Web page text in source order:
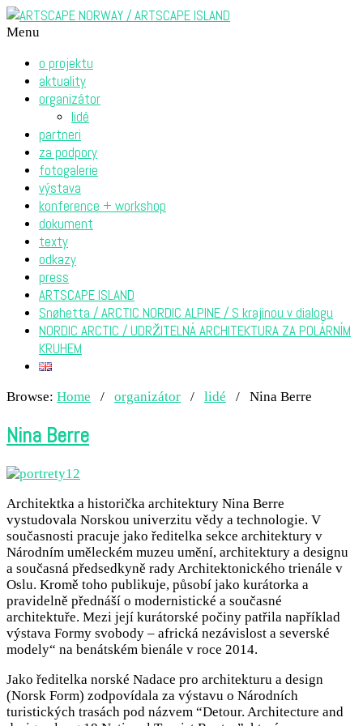
Menu
o projektu
aktuality
organizátor
lidé
partneri
za podpory
fotogalerie
výstava
konference + workshop
dokument
texty
odkazy
press
ARTSCAPE ISLAND
Snøhetta / ARCTIC NORDIC ALPINE / S krajinou v dialogu
NORDIC ARCTIC / UDRŽITELNÁ ARCHITEKTURA ZA POLÁRNÍM
KRUHEM
Browse: Home / organizátor / lidé / Nina Berre
Nina Berre
Architektka a historička architektury Nina Berre
vystudovala Norskou univerzitu vědy a technologie. V
současnosti pracuje jako ředitelka sekce architektury v
Národním uměleckém muzeu umění, architektury a designu
a současná předsedkyně rady Architektonického trienále v
Oslu. Kromě toho publikuje, působí jako kurátorka a
pravidelně přednáší o modernistické a současné
architektuře. Mezi její kurátorské počiny patřila například
výstava Formy svobody – africká nezávislost a severské
modely“ na benátském bienále v roce 2014.
Jako ředitelka norské Nadace pro architekturu a design
(Norsk Form) zodpovídala za výstavu o Národních
turistických trasách pod názvem “Detour. Architecture and